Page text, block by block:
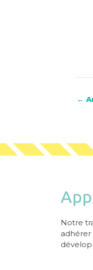
←
Notre
adhérer